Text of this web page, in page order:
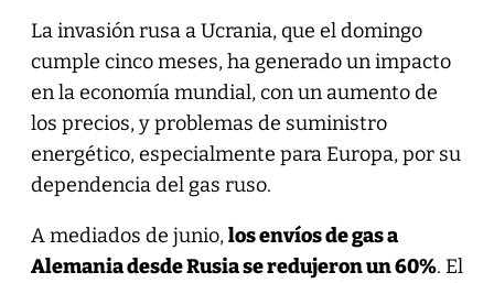
La invasión rusa a Ucrania, que el domingo
cumple cinco meses, ha generado un impacto
en la economía mundial, con un aumento de
los precios, y problemas de suministro
energético, especialmente para Europa, por su
dependencia del gas ruso.
A mediados de junio,los envíos de gas a
Alemania desde Rusia se redujeron un 60%. El